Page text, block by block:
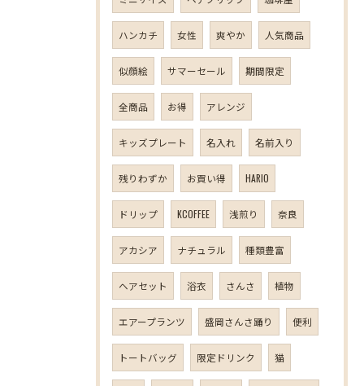
ハンカチ 女性 爽やか 人気商品
似顔絵 サマーセール 期間限定
全商品 お得 アレンジ
キッズプレート 名入れ 名前入り
残りわずか お買い得 HARIO
ドリップ KCOFFEE 浅煎り 奈良
アカシア ナチュラル 種類豊富
ヘアセット 浴衣 さんさ 植物
エアープランツ 盛岡さんさ踊り 便利
トートバッグ 限定ドリンク 猫